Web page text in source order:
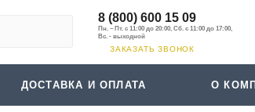
8 (800) 600 15 09
ЗАКАЗАТЬ ЗВОНОК
ДОСТАВКА И ОПЛАТА О